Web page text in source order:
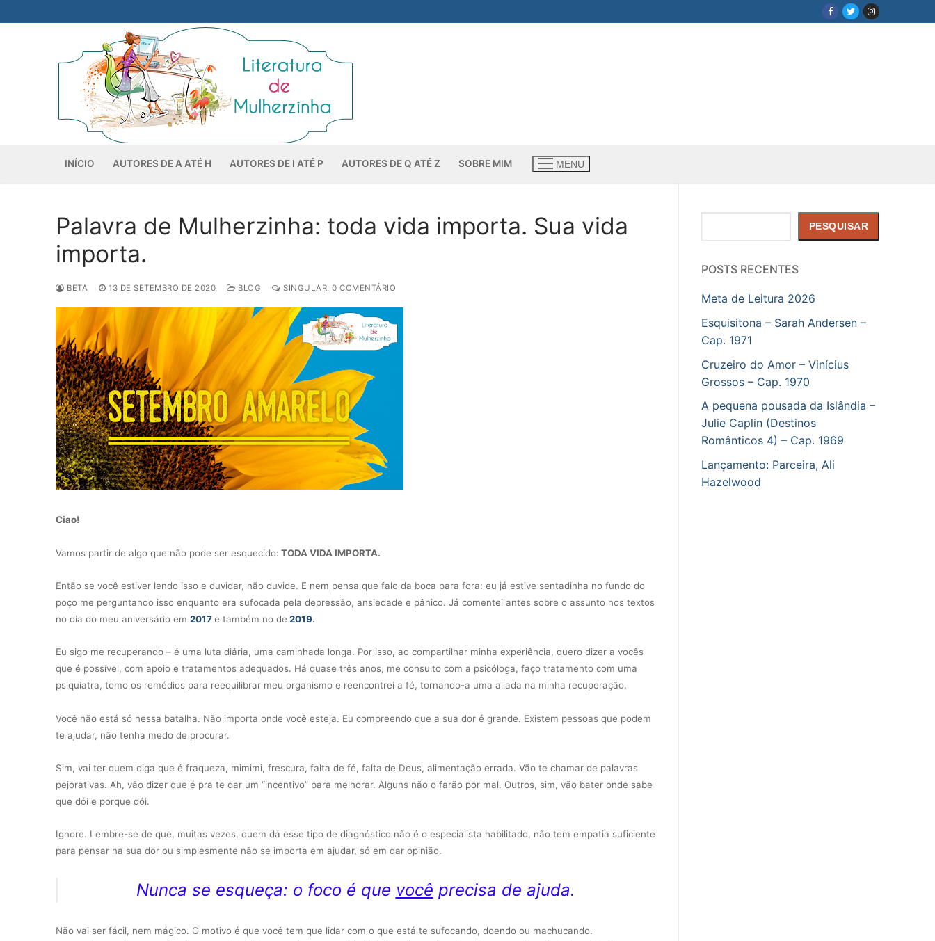
para
INÍCIO AUTORES DE A ATÉ H AUTORES DE I ATÉ P AUTORES DE Q ATÉ Z SOBRE MIM MENU
Palavra de Mulherzinha: toda vida importa. Sua vida
importa.
BETA 13 DE SETEMBRO DE 2020 BLOG SINGULAR: 0 COMENTÁRIO
Ciao!
Vamos partir de algo que não pode ser esquecido: TODA VIDA IMPORTA.
Então se você estiver lendo isso e duvidar, não duvide. E nem pensa que falo da boca para fora: eu já estive sentadinha no fundo do
poço me perguntando isso enquanto era sufocada pela depressão, ansiedade e pânico. Já comentei antes sobre o assunto nos textos
no dia do meu aniversário em 2017e também no de 2019.
Eu sigo me recuperando – é uma luta diária, uma caminhada longa. Por isso, ao compartilhar minha experiência, quero dizer a vocês
que é possível, com apoio e tratamentos adequados. Há quase três anos, me consulto com a psicóloga, faço tratamento com uma
psiquiatra, tomo os remédios para reequilibrar meu organismo e reencontrei a fé, tornando-a uma aliada na minha recuperação.
Você não está só nessa batalha. Não importa onde você esteja. Eu compreendo que a sua dor é grande. Existem pessoas que podem
te ajudar, não tenha medo de procurar.
Sim, vai ter quem diga que é fraqueza, mimimi, frescura, falta de fé, falta de Deus, alimentação errada. Vão te chamar de palavras
pejorativas. Ah, vão dizer que é pra te dar um “incentivo” para melhorar. Alguns não o farão por mal. Outros, sim, vão bater onde sabe
que dói e porque dói.
Ignore. Lembre-se de que, muitas vezes, quem dá esse tipo de diagnóstico não é o especialista habilitado, não tem empatia suficiente
para pensar na sua dor ou simplesmente não se importa em ajudar, só em dar opinião.
Nunca se esqueça: o foco é que você precisa de ajuda.
Não vai ser fácil, nem mágico. O motivo é que você tem que lidar com o que está te sufocando, doendo ou machucando.
PESQUISAR
POSTS RECENTES
Meta de Leitura 2026
Esquisitona – Sarah Andersen –
Cap. 1971
Cruzeiro do Amor – Vinícius
Grossos – Cap. 1970
A pequena pousada da Islândia –
Julie Caplin (Destinos
Românticos 4) – Cap. 1969
Lançamento: Parceira, Ali
Hazelwood